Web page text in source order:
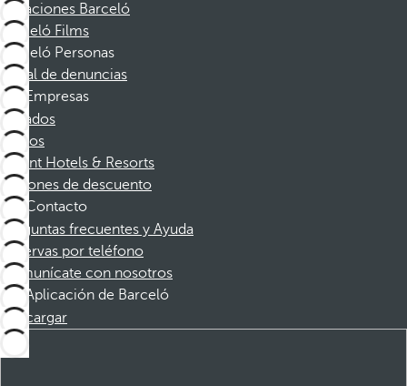
Vacaciones Barceló
Barceló Films
Barceló Personas
Canal de denuncias
Empresas
Afiliados
Socios
Dorint Hotels & Resorts
Cupones de descuento
Contacto
Preguntas frecuentes y Ayuda
Reservas por teléfono
Comunícate con nosotros
Aplicación de Barceló
Descargar